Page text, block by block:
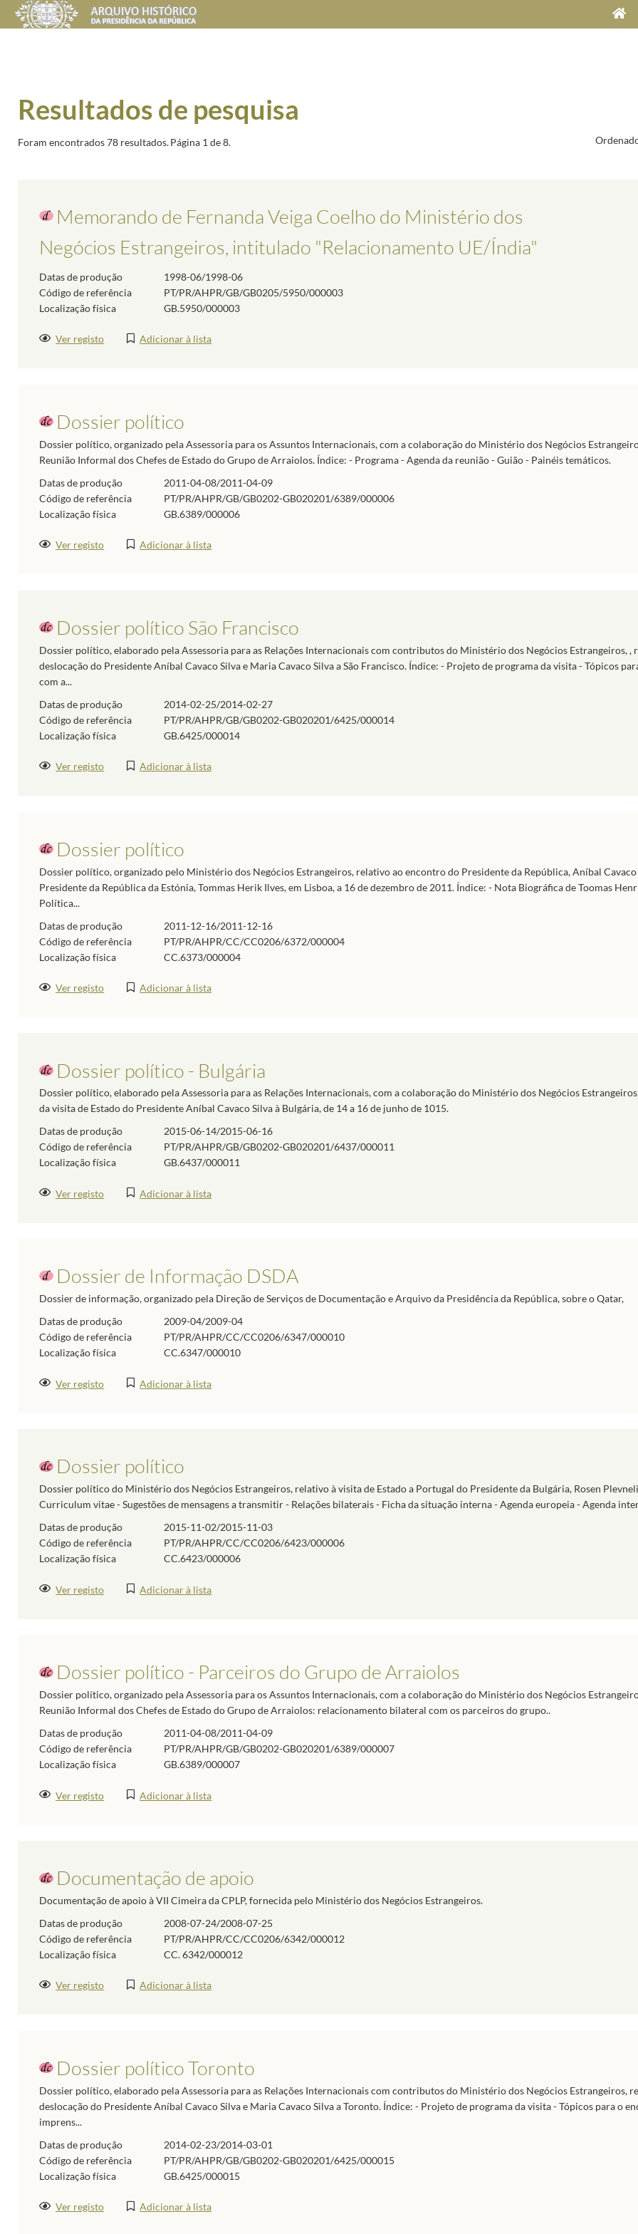
Resultados de pesquisa
Foram encontrados 78 resultados.Página 1 de 8.
Memorando de Fernanda Veiga Coelho do Ministério dos
Negócios Estrangeiros, intitulado "Relacionamento UE/Índia"
Datas de produção
1998-06/1998-06
Código de referência
PT/PR/AHPR/GB/GB0205/5950/000003
Localização física
GB.5950/000003
Ver registo Adicionar à lista
Dossier político
Dossier político, organizado pela Assessoria para os Assuntos Internacionais, com a colaboração do Ministério dos Negócios
Reunião Informal dos Chefes de Estado do Grupo de Arraiolos. Índice: - Programa - Agenda da reunião - Guião - Painéis temáticos.
Datas de produção
2011-04-08/2011-04-09
Código de referência
PT/PR/AHPR/GB/GB0202-GB020201/6389/000006
Localização física
GB.6389/000006
Ver registo Adicionar à lista
Dossier político São Francisco
Dossier político, elaborado pela Assessoria para as Relações Internacionais com contributos do Ministério dos Negócios Estrangeiros, ,
deslocação do Presidente Aníbal Cavaco Silva e Maria Cavaco Silva a São Francisco. Índice: - Projeto de programa da visita - Tópicos
com a...
Datas de produção
2014-02-25/2014-02-27
Código de referência
PT/PR/AHPR/GB/GB0202-GB020201/6425/000014
Localização física
GB.6425/000014
Ver registo Adicionar à lista
Dossier político
Dossier político, organizado pelo Ministério dos Negócios Estrangeiros, relativo ao encontro do Presidente da República, Aníbal Cavaco
Presidente da República da Estónia, Tommas Herik Ilves, em Lisboa, a 16 de dezembro de 2011. Índice: - Nota Biográfica de Toomas
Política...
Datas de produção
2011-12-16/2011-12-16
Código de referência
PT/PR/AHPR/CC/CC0206/6372/000004
Localização física
CC.6373/000004
Ver registo Adicionar à lista
Dossier político - Bulgária
Dossier político, elaborado pela Assessoria para as Relações Internacionais, com a colaboração do Ministério dos Negócios
da visita de Estado do Presidente Aníbal Cavaco Silva à Bulgária, de 14 a 16 de junho de 1015.
Datas de produção
2015-06-14/2015-06-16
Código de referência
PT/PR/AHPR/GB/GB0202-GB020201/6437/000011
Localização física
GB.6437/000011
Ver registo Adicionar à lista
Dossier de Informação DSDA
Dossier de informação, organizado pela Direção de Serviços de Documentação e Arquivo da Presidência da República, sobre o Qatar,
Datas de produção
2009-04/2009-04
Código de referência
PT/PR/AHPR/CC/CC0206/6347/000010
Localização física
CC.6347/000010
Ver registo Adicionar à lista
Dossier político
Dossier político do Ministério dos Negócios Estrangeiros, relativo à visita de Estado a Portugal do Presidente da Bulgária, Rosen
Curriculum vitae - Sugestões de mensagens a transmitir - Relações bilaterais - Ficha da situação interna - Agenda europeia - Agenda
Datas de produção
2015-11-02/2015-11-03
Código de referência
PT/PR/AHPR/CC/CC0206/6423/000006
Localização física
CC.6423/000006
Ver registo Adicionar à lista
Dossier político - Parceiros do Grupo de Arraiolos
Dossier político, organizado pela Assessoria para os Assuntos Internacionais, com a colaboração do Ministério dos Negócios
Reunião Informal dos Chefes de Estado do Grupo de Arraiolos: relacionamento bilateral com os parceiros do grupo..
Datas de produção
2011-04-08/2011-04-09
Código de referência
PT/PR/AHPR/GB/GB0202-GB020201/6389/000007
Localização física
GB.6389/000007
Ver registo Adicionar à lista
Documentação de apoio
Documentação de apoio à VII Cimeira da CPLP, fornecida pelo Ministério dos Negócios Estrangeiros.
Datas de produção
2008-07-24/2008-07-25
Código de referência
PT/PR/AHPR/CC/CC0206/6342/000012
Localização física
CC. 6342/000012
Ver registo Adicionar à lista
Dossier político Toronto
Dossier político, elaborado pela Assessoria para as Relações Internacionais com contributos do Ministério dos Negócios Estrangeiros,
deslocação do Presidente Aníbal Cavaco Silva e Maria Cavaco Silva a Toronto. Índice: - Projeto de programa da visita - Tópicos para o
imprens...
Datas de produção
2014-02-23/2014-03-01
Código de referência
PT/PR/AHPR/GB/GB0202-GB020201/6425/000015
Localização física
GB.6425/000015
Ver registo Adicionar à lista